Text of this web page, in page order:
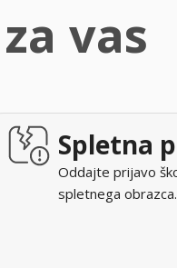
vas
Spletna
Oddajte prijavo
spletnega obrazca.